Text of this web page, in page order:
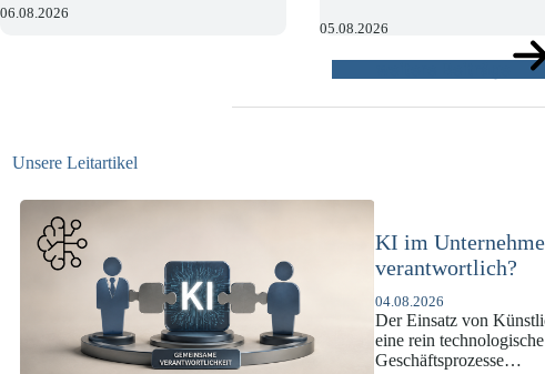
06.08.2026
05.08.2026
Unsere Leitartikel
KI-Compliance in
DSGVO und KI-VO
07.07.2026
Die europäische
enorme Komplexität
und